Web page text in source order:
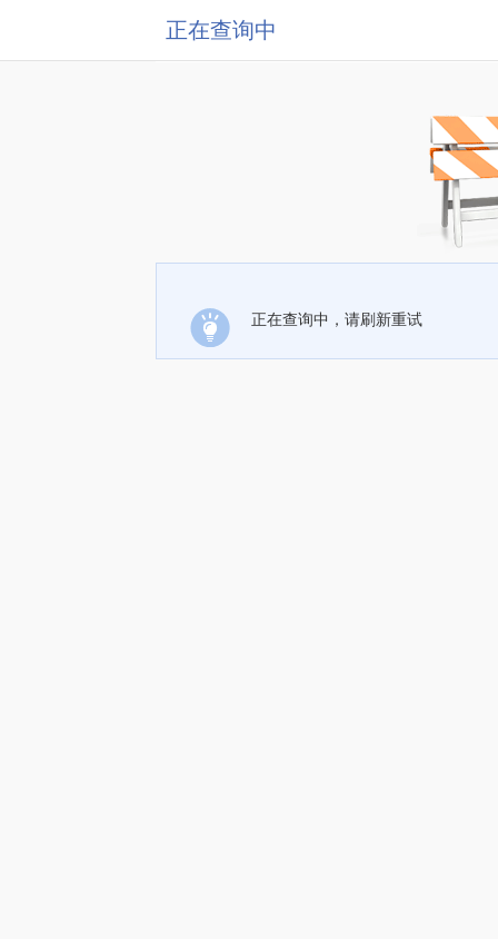
正在查询中
正在查询中，请刷新重试